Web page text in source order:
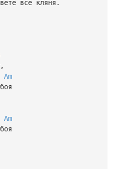
все кляня.
Am
Am